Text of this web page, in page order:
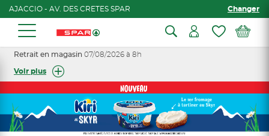
AJACCIO - AV. DES CRETES SPAR Changer
Retrait en magasin 07/08/2026 à 8h
Voir plus